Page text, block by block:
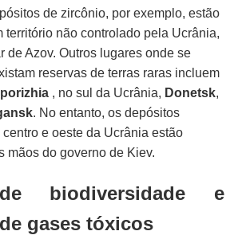
de zircônio, por exemplo, estão
território não controlado pela Ucrânia,
de Azov. Outros lugares onde se
reservas de terras raras incluem
, no sul da Ucrânia, Donetsk,
. No entanto, os depósitos
centro e oeste da Ucrânia estão
mãos do governo de Kiev.
biodiversidade e
gases tóxicos